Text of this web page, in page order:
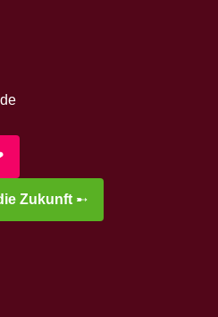
Zukunft ➸